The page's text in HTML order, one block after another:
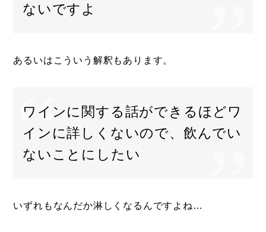
ないですよ
あるいはこういう解釈もあります。
ワインに関する話ができるほどワ
インに詳しくないので、飲んでい
ないことにしたい
いずれもなんだか淋しくなるんですよね…